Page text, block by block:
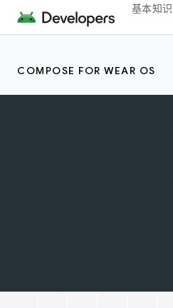
基本知识
COMPOSE FOR WEAR OS